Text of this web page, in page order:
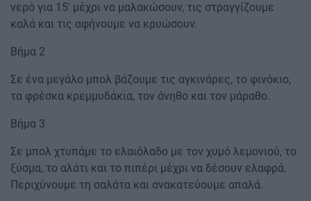
νερό για 15' μέχρι να μαλακώσουν, τις στραγγίζουμε
καλά και τις αφήνουμε να κρυώσουν.
Βήμα 2
Σε ένα μεγάλο μπολ βάζουμε τις αγκινάρες, το φινόκιο,
τα φρέσκα κρεμμυδάκια, τον άνηθο και τον μάραθο.
Βήμα 3
Σε μπολ χτυπάμε το ελαιόλαδο με τον χυμό λεμονιού, το
ξύσμα, το αλάτι και το πιπέρι μέχρι να δέσουν ελαφρά.
Περιχύνουμε τη σαλάτα και ανακατεύουμε απαλά.